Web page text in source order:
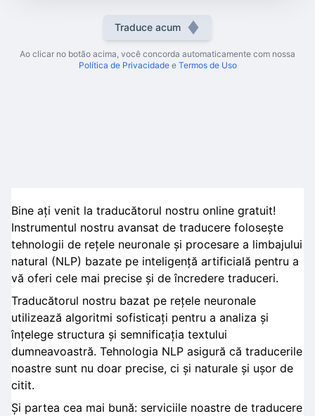
Traduce acum
Ao clicar no botão acima, você concorda automaticamente com nossa
Política de Privacidade e Termos de Uso
Bine ați venit la traducătorul nostru online gratuit!
Instrumentul nostru avansat de traducere folosește
tehnologii de rețele neuronale și procesare a limbajului
natural (NLP) bazate pe inteligență artificială pentru a
vă oferi cele mai precise și de încredere traduceri.
Traducătorul nostru bazat pe rețele neuronale
utilizează algoritmi sofisticați pentru a analiza și
înțelege structura și semnificația textului
dumneavoastră. Tehnologia NLP asigură că traducerile
noastre sunt nu doar precise, ci și naturale și ușor de
citit.
Și partea cea mai bună: serviciile noastre de traducere